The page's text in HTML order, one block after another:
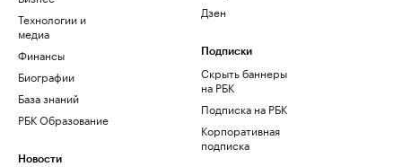
Технологии и
медиа
Финансы
Биографии
База знаний
РБК Образование
Новости
Дзен
Подписки
Скрыть баннеры
на РБК
Подписка на РБК
Корпоративная
подписка